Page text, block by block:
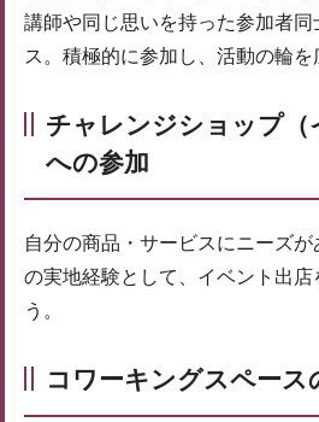
講師や同じ思いを持った参加者
ス。積極的に参加し、活動の輪を
チャレンジショップ（
への参加
自分の商品・サービスにニーズ
の実地経験として、イベント出店
う。
コワーキングスペース